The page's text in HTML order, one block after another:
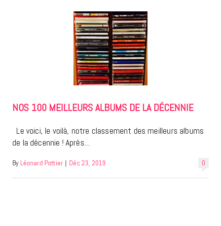
NOS 100 MEILLEURS ALBUMS DE LA DÉCENNIE
Le voici, le voilà, notre classement des meilleurs albums
de la décennie ! Après…
0
By Léonard Pottier | Déc 23, 2019